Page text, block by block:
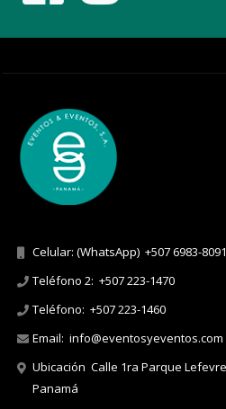
Celular: (WhatsApp) +507 6983-8091
Teléfono 2: +507 223-1470
Teléfono: +507 223-1460
Email: info@eventosyeventos.com
Ubicación Calle 1ra Parque
Panamá